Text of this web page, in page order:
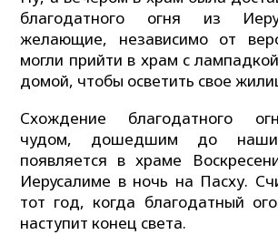
благодатного огня из
желающие, независимо от
могли прийти в храм с
домой, чтобы осветить свое
Схождение благодатного
чудом, дошедшим до
появляется в храме
Иерусалиме в ночь на Пасху.
тот год, когда благодатный
наступит конец света.